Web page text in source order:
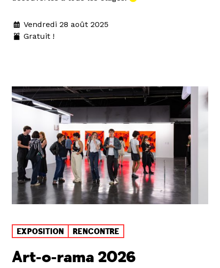
Vendredi 28 août 2025
Gratuit !
EXPOSITION RENCONTRE
Art-o-rama 2026